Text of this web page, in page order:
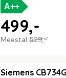
A++
Meestal 529,-
499,-
Siemens